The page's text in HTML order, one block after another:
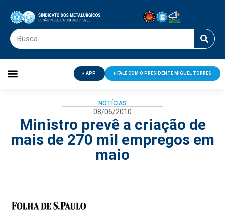
APP FALE COM O PRESIDENTE MIGUEL TORRES
NOTÍCIAS
08/06/2010
Ministro prevê a criação de
mais de 270 mil empregos em
maio